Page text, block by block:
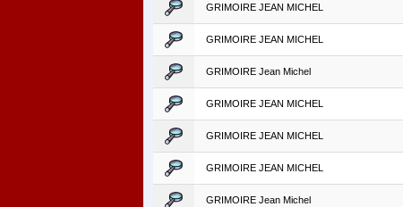
GRIMOIRE JEAN MICHEL
GRIMOIRE JEAN MICHEL
GRIMOIRE Jean Michel
GRIMOIRE JEAN MICHEL
GRIMOIRE JEAN MICHEL
GRIMOIRE JEAN MICHEL
GRIMOIRE Jean Michel